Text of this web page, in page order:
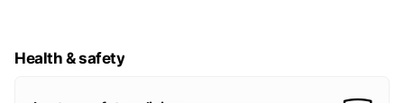
Health & safety